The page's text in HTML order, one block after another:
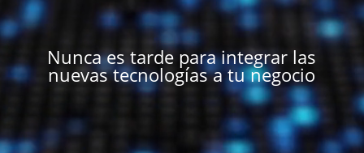
de
vídeo
Nunca es tarde paraintegrar las
nuevas tecnologíasa tu negocio